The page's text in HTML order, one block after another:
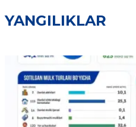
YANGILIKLAR